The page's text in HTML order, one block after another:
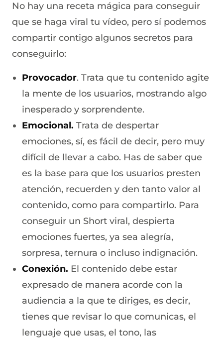
No hay una receta mágica para conseguir
que se haga viral tu vídeo, pero sí podemos
compartir contigo algunos secretos para
conseguirlo:
Provocador. Trata que tu contenido agite
la mente de los usuarios, mostrando algo
inesperado y sorprendente.
Emocional. Trata de despertar
emociones, sí, es fácil de decir, pero muy
difícil de llevar a cabo. Has de saber que
es la base para que los usuarios presten
atención, recuerden y den tanto valor al
contenido, como para compartirlo. Para
conseguir un Short viral, despierta
emociones fuertes, ya sea alegría,
sorpresa, ternura o incluso indignación.
Conexión. El contenido debe estar
expresado de manera acorde con la
audiencia a la que te diriges, es decir,
tienes que revisar lo que comunicas, el
lenguaje que usas, el tono, las